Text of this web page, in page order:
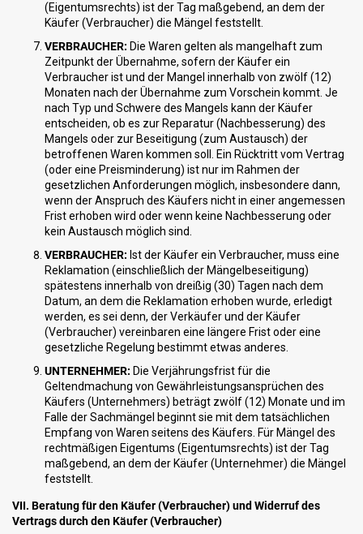
(Eigentumsrechts) ist der Tag maßgebend, an dem der
Käufer (Verbraucher) die Mängel feststellt.
VERBRAUCHER: Die Waren gelten als mangelhaft zum
Zeitpunkt der Übernahme, sofern der Käufer ein
Verbraucher ist und der Mangel innerhalb von zwölf (12)
Monaten nach der Übernahme zum Vorschein kommt. Je
nach Typ und Schwere des Mangels kann der Käufer
entscheiden, ob es zur Reparatur (Nachbesserung) des
Mangels oder zur Beseitigung (zum Austausch) der
betroffenen Waren kommen soll. Ein Rücktritt vom Vertrag
(oder eine Preisminderung) ist nur im Rahmen der
gesetzlichen Anforderungen möglich, insbesondere dann,
wenn der Anspruch des Käufers nicht in einer angemessen
Frist erhoben wird oder wenn keine Nachbesserung oder
kein Austausch möglich sind.
VERBRAUCHER: Ist der Käufer ein Verbraucher, muss eine
Reklamation (einschließlich der Mängelbeseitigung)
spätestens innerhalb von dreißig (30) Tagen nach dem
Datum, an dem die Reklamation erhoben wurde, erledigt
werden, es sei denn, der Verkäufer und der Käufer
(Verbraucher) vereinbaren eine längere Frist oder eine
gesetzliche Regelung bestimmt etwas anderes.
UNTERNEHMER: Die Verjährungsfrist für die
Geltendmachung von Gewährleistungsansprüchen des
Käufers (Unternehmers) beträgt zwölf (12) Monate und im
Falle der Sachmängel beginnt sie mit dem tatsächlichen
Empfang von Waren seitens des Käufers. Für Mängel des
rechtmäßigen Eigentums (Eigentumsrechts) ist der Tag
maßgebend, an dem der Käufer (Unternehmer) die Mängel
feststellt.
VII. Beratung für den Käufer (Verbraucher) und Widerruf des
Vertrags durch den Käufer (Verbraucher)